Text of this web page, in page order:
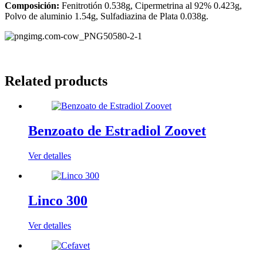
Composición: Fenitrotión 0.538g, Cipermetrina al 92% 0.423g,
Polvo de aluminio 1.54g, Sulfadiazina de Plata 0.038g.
Related products
Benzoato de Estradiol Zoovet
Ver detalles
Linco 300
Ver detalles